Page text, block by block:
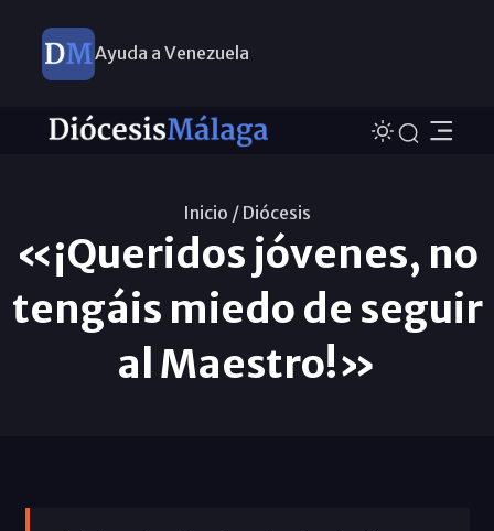
Ayuda a Venezuela
Inicio / Diócesis
«¡Queridos jóvenes, no
tengáis miedo de seguir
al Maestro!»